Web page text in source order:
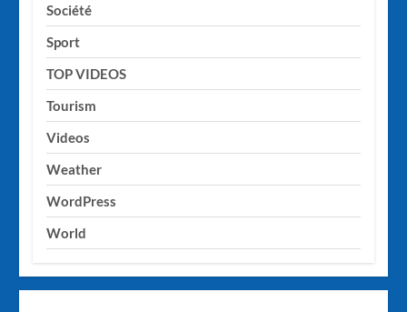
Société
Sport
TOP VIDEOS
Tourism
Videos
Weather
WordPress
World